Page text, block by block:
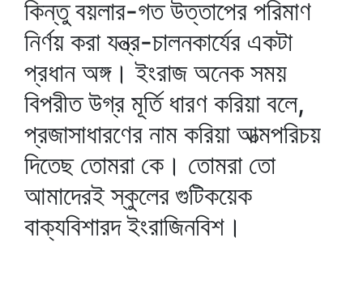
কিন্তু বয়লার-গত উত্তাপের পরিমাণ
নির্ণয় করা যন্ত্র-চালনকার্যের একটা
প্রধান অঙ্গ। ইংরাজ অনেক সময়
বিপরীত উগ্র মূর্তি ধারণ করিয়া বলে,
প্রজাসাধারণের নাম করিয়া আত্মপরিচয়
দিতেছ তোমরা কে। তোমরা তো
আমাদেরই স্কুলের গুটিকয়েক
বাক্যবিশারদ ইংরাজিনবিশ।